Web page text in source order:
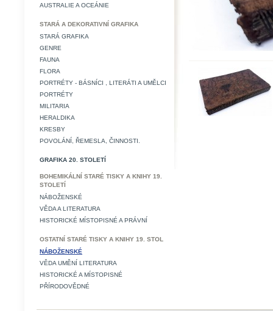
AUSTRALIE A OCEÁNIE
STARÁ A DEKORATIVNÍ GRAFIKA
STARÁ GRAFIKA
GENRE
FAUNA
FLORA
PORTRÉTY - BÁSNÍCI , LITERÁTI A UMĚLCI
PORTRÉTY
MILITARIA
HERALDIKA
KRESBY
POVOLÁNÍ, ŘEMESLA, ČINNOSTI.
GRAFIKA 20. STOLETÍ
BOHEMIKÁLNÍ STARÉ TISKY A KNIHY 19.
STOLETÍ
NÁBOŽENSKÉ
VĚDA A LITERATURA
HISTORICKÉ MÍSTOPISNÉ A PRÁVNÍ
OSTATNÍ STARÉ TISKY A KNIHY 19. STOL
NÁBOŽENSKÉ
VĚDA UMĚNÍ LITERATURA
HISTORICKÉ A MÍSTOPISNÉ
PŘÍRODOVĚDNÉ